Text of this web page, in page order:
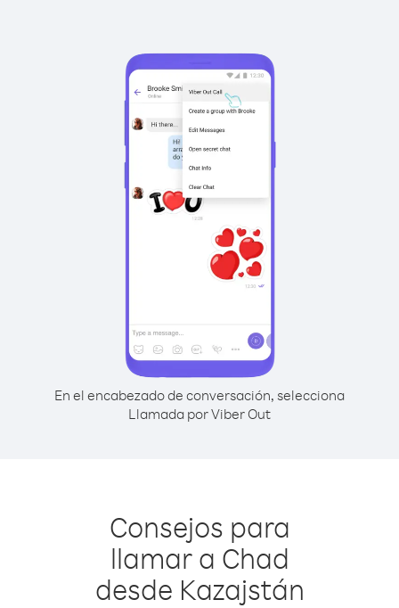
En el encabezado de conversación, selecciona
Llamada por Viber Out
Consejos para
llamar a Chad
desde Kazajstán